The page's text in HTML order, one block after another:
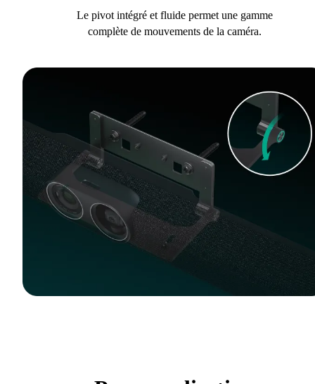
Le pivot intégré et fluide permet une gamme
complète de mouvements de la caméra.